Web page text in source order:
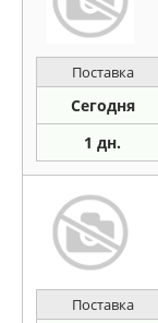
Поставка
Сегодня
1 дн.
Поставка